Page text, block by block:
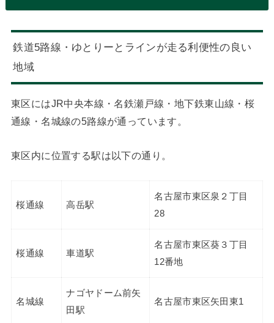
鉄道5路線・ゆとりーとラインが走る利便性の良い
地域
東区にはJR中央本線・名鉄瀬戸線・地下鉄東山線・桜
通線・名城線の5路線が通っています。
東区内に位置する駅は以下の通り。
桜通線 高岳駅
名古屋市東区泉２丁目
28
桜通線 車道駅
名古屋市東区葵３丁目
12番地
名城線
ナゴヤドーム前矢
田駅
名古屋市東区矢田東1